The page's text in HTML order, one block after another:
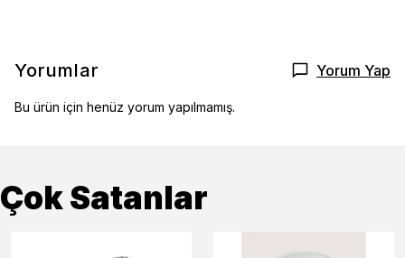
Yorumlar Yorum Yap
Bu ürün için henüz yorum yapılmamış.
Çok Satanlar